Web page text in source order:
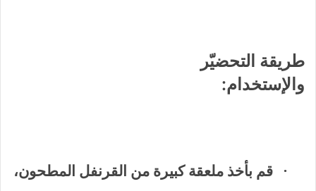
طريقة التحضيّر
والإستخدام:
·
قم بأخذ ملعقة كبيرة من القرنفل المطحون،